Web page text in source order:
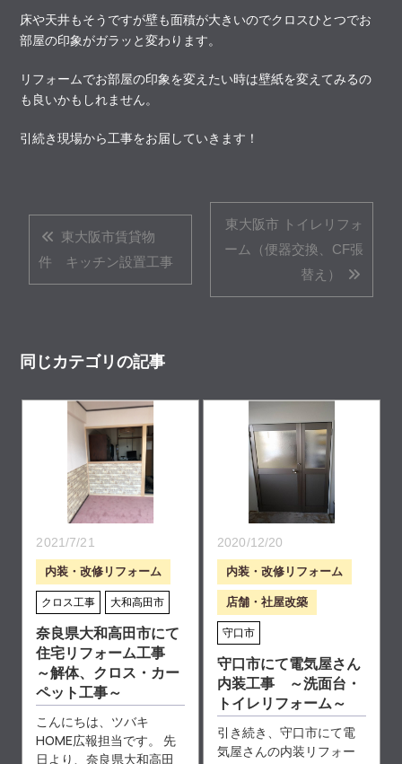
床や天井もそうですが壁も面積が大きいのでクロスひとつでお
部屋の印象がガラッと変わります。
リフォームでお部屋の印象を変えたい時は壁紙を変えてみるの
も良いかもしれません。
引続き現場から工事をお届していきます！
東大阪市賃貸物
件 キッチン設置工事
東大阪市 トイレリフォ
ーム（便器交換、CF張
替え）
同じカテゴリの記事
2021/7/21
内装・改修リフォーム
クロス工事 大和高田市
奈良県大和高田市にて
住宅リフォーム工事
～解体、クロス・カー
ペット工事～
こんにちは、ツバキ
HOME広報担当です。 先
日より、奈良県大和高田
2020/12/20
内装・改修リフォーム
店舗・社屋改築
守口市
守口市にて電気屋さん
内装工事 ～洗面台・
トイレリフォーム～
引き続き、守口市にて電
気屋さんの内装リフォー